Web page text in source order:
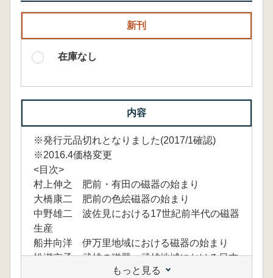
新刊
在庫なし
内容
※発行元品切れとなりました(2017/1確認)
※2016.4価格変更
<目次>
村上伸之 肥前・有田の磁器の始まり
大橋康二 肥前の色絵磁器の始まり
中野雄二 波佐見における17世紀前半代の磁器
生産
船井向洋 伊万里地域における磁器の始まり
松瀬京子 武雄の磁器一武雄地域における日本
磁器の始まりと色絵の始まリ
もっと見る